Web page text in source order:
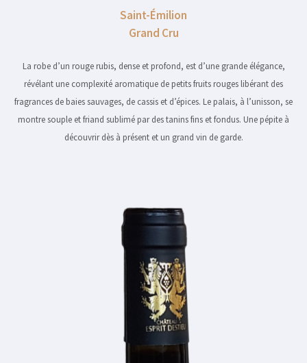
Saint-Émilion
Grand Cru
La robe d’un rouge rubis, dense et profond, est d’une grande élégance,
révélant une complexité aromatique de petits fruits rouges libérant des
fragrances de baies sauvages, de cassis et d’épices. Le palais, à l’unisson, se
montre souple et friand sublimé par des tanins fins et fondus. Une pépite à
découvrir dès à présent et un grand vin de garde.